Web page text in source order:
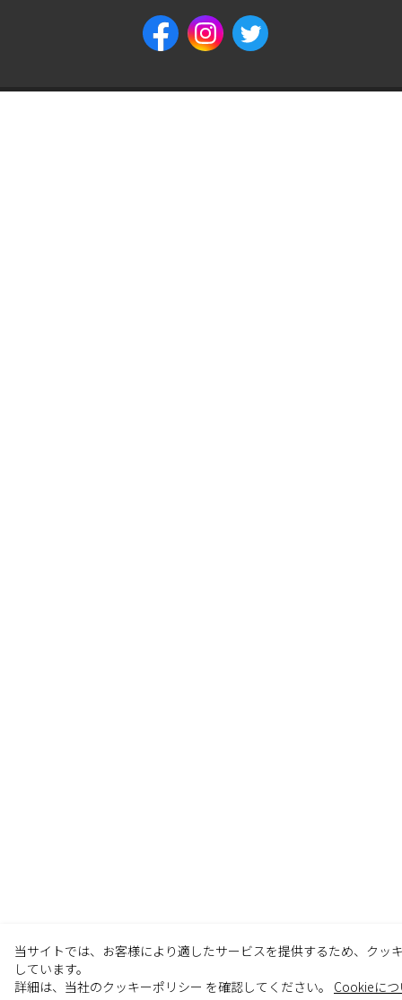
当サイトでは、お客様により適したサービスを提供するため、クッ
しています。
詳細は、当社のクッキーポリシー を確認してください。 Cookieに